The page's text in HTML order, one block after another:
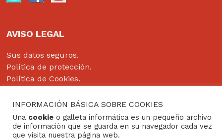
AVISO LEGAL
Sus datos seguros.
Política de protección.
Política de Cookies.
Copyright © 2022Grupo Studium Formación
INFORMACIÓN BÁSICA SOBRE COOKIES
Una cookie o galleta informática es un pequeño archivo
de información que se guarda en su navegador cada vez
que visita nuestra página web.